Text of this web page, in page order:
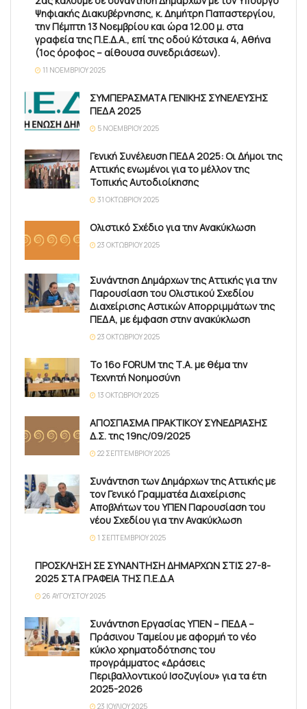
Ψηφιακής Διακυβέρνησης, κ. Δημήτρη Παπαστεργίου,
την Πέμπτη 13 Νοεμβρίου και ώρα 12.00 μ. στα
γραφεία της Π.Ε.Δ.Α., επί της οδού Κότσικα 4, Αθήνα
(1ος όροφος – αίθουσα συνεδριάσεων).
11 ΝΟΕΜΒΡΊΟΥ 2025
ΣΥΜΠΕΡΑΣΜΑΤΑ ΓΕΝΙΚΗΣ ΣΥΝΕΛΕΥΣΗΣ
ΠΕΔΑ 2025
5 ΝΟΕΜΒΡΊΟΥ 2025
Γενική Συνέλευση ΠΕΔΑ 2025: Οι Δήμοι της
Αττικής ενωμένοι για το μέλλον της
Τοπικής Αυτοδιοίκησης
31 ΟΚΤΩΒΡΊΟΥ 2025
Ολιστικό Σχέδιο για την Ανακύκλωση
23 ΟΚΤΩΒΡΊΟΥ 2025
Συνάντηση Δημάρχων της Αττικής για την
Παρουσίαση του Ολιστικού Σχεδίου
Διαχείρισης Αστικών Απορριμμάτων της
ΠΕΔΑ, με έμφαση στην ανακύκλωση
23 ΟΚΤΩΒΡΊΟΥ 2025
Το 16ο FORUM της Τ.Α. με θέμα την
Τεχνητή Νοημοσύνη
13 ΟΚΤΩΒΡΊΟΥ 2025
ΑΠΟΣΠΑΣΜΑ ΠΡΑΚΤΙΚΟΥ ΣΥΝΕΔΡΙΑΣΗΣ
Δ.Σ. της 19ης/09/2025
22 ΣΕΠΤΕΜΒΡΊΟΥ 2025
Συνάντηση των Δημάρχων της Αττικής με
τον Γενικό Γραμματέα Διαχείρισης
Αποβλήτων του ΥΠΕΝ Παρουσίαση του
νέου Σχεδίου για την Ανακύκλωση
1 ΣΕΠΤΕΜΒΡΊΟΥ 2025
ΠΡΟΣΚΛΗΣΗ ΣΕ ΣΥΝΑΝΤΗΣΗ ΔΗΜΑΡΧΩΝ ΣΤΙΣ 27-8-
2025 ΣΤΑ ΓΡΑΦΕΙΑ ΤΗΣ Π.Ε.Δ.Α
26 ΑΥΓΟΎΣΤΟΥ 2025
Συνάντηση Εργασίας ΥΠΕΝ – ΠΕΔΑ –
Πράσινου Ταμείου με αφορμή το νέο
κύκλο χρηματοδότησης του
προγράμματος «Δράσεις
Περιβαλλοντικού Ισοζυγίου» για τα έτη
2025-2026
23 ΙΟΥΛΊΟΥ 2025